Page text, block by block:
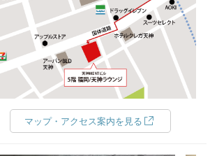
マップ・アクセス案内を見る